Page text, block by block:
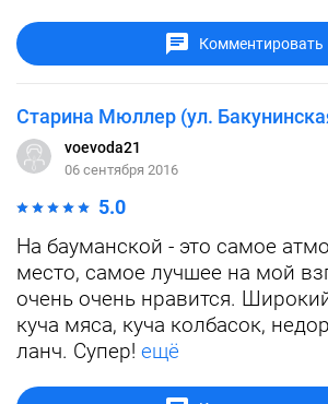
Комментировать
Старина Мюллер (ул.
voevoda21
06 сентября 2016
5.0
На бауманской - это самое
место, самое лучшее на мой
очень очень нравится.
куча мяса, куча колбасок,
ланч. Супер! ещё